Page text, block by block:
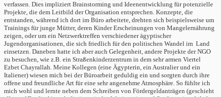
verfassen. Dies impliziert Brainstorming und Ideenentwicklung für potenzielle
Projekte, die dem Leitbild der Organisation entsprechen. Konzepte, die
entstanden, während ich dort im Büro arbeitete, drehten sich beispielsweise um
Trainings für junge Mütter, deren Kinder Erscheinungen von Mangelernährung
zeigen, oder um ein Netzwerktreffen verschiedener ägyptischer
Jugendorganisationen, die sich friedlich für den politischen Wandel im Land
einsetzen. Daneben hatte ich aber auch Gelegenheit, andere Projekte der NGO
zu besuchen, wie z.B. ein Straßenkinderzentrum in dem sehr armen Viertel
Ezbet Chayrallah. Meine Kollegen (eine Ägypterin, ein Australier und ein
Italiener) wiesen mich bei der Büroarbeit geduldig ein und sorgten durch ihre
offene und freundliche Art für eine sehr angenehme Atmosphäre. So fühlte ich
mich wohl und lernte neben dem Schreiben von Fördergeldanträgen (geschieht